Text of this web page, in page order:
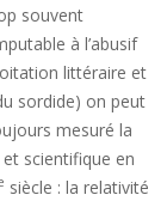
souvent
à l’abusif
littéraire et
sordide) on peut
mesuré la
scientifique en
siècle : la relativité